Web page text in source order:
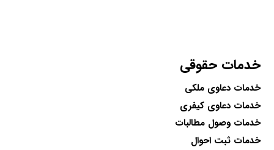
خدمات حقوقی
خدمات دعاوی ملکی
خدمات دعاوی کیفری
خدمات وصول مطالبات
خدمات ثبت احوال